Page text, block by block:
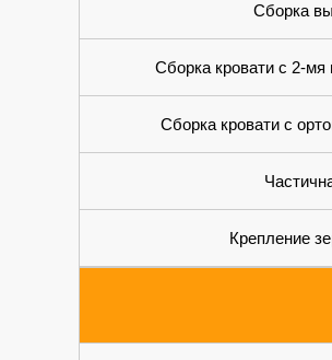
Сборка
Сборка кровати с 2-
Сборка кровати с
Крепление